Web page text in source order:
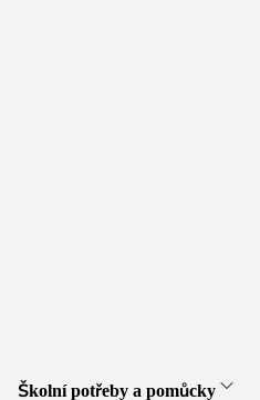
Školní potřeby a pomůcky